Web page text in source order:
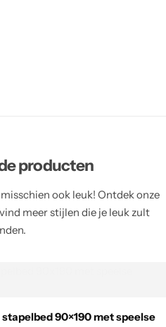
producten
ook leuk! Ontdek onze
meer stijlen die je leuk zult
90×190 met speelse